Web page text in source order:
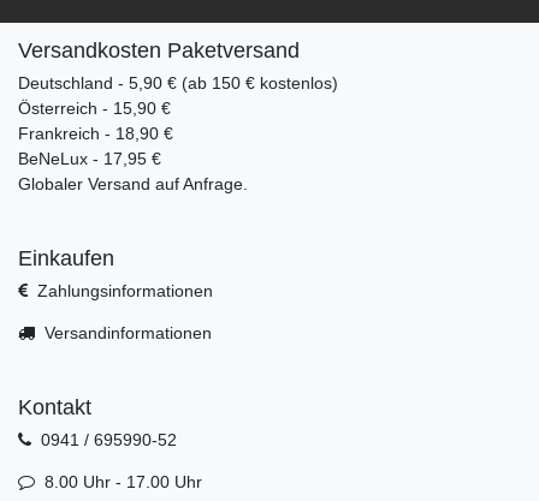
Versandkosten Paketversand
Deutschland - 5,90 € (ab 150 € kostenlos)
Österreich - 15,90 €
Frankreich - 18,90 €
BeNeLux - 17,95 €
Globaler Versand auf Anfrage.
Einkaufen
Zahlungsinformationen
Versandinformationen
Kontakt
0941 / 695990-52
8.00 Uhr - 17.00 Uhr